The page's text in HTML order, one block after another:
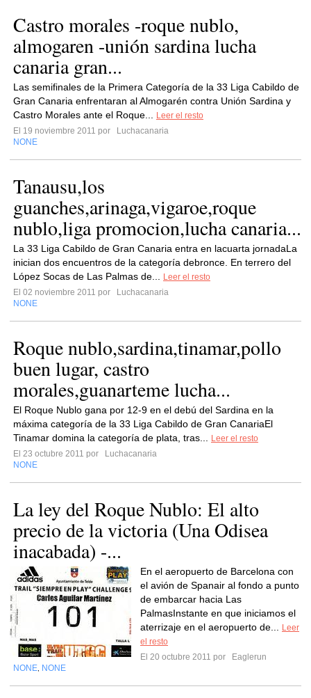
Castro morales -roque nublo,
almogaren -unión sardina lucha
canaria gran...
Las semifinales de la Primera Categoría de la 33 Liga Cabildo de
Gran Canaria enfrentaran al Almogarén contra Unión Sardina y
Castro Morales ante el Roque...
Leer el resto
El 19 noviembre 2011 por
Luchacanaria
NONE
Tanausu,los
guanches,arinaga,vigaroe,roque
nublo,liga promocion,lucha canaria...
La 33 Liga Cabildo de Gran Canaria entra en lacuarta jornadaLa
inician dos encuentros de la categoría debronce. En terrero del
López Socas de Las Palmas de...
Leer el resto
El 02 noviembre 2011 por
Luchacanaria
NONE
Roque nublo,sardina,tinamar,pollo
buen lugar, castro
morales,guanarteme lucha...
El Roque Nublo gana por 12-9 en el debú del Sardina en la
máxima categoría de la 33 Liga Cabildo de Gran CanariaEl
Tinamar domina la categoría de plata, tras...
Leer el resto
El 23 octubre 2011 por
Luchacanaria
NONE
La ley del Roque Nublo: El alto
precio de la victoria (Una Odisea
inacabada) -...
En el aeropuerto de Barcelona con
el avión de Spanair al fondo a punto
de embarcar hacia Las
PalmasInstante en que iniciamos el
aterrizaje en el aeropuerto de...
Leer
el resto
El 20 octubre 2011 por
Eaglerun
NONE NONE